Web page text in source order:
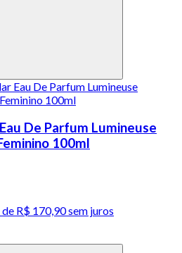
De Parfum Lumineuse
100ml
R$ 170,90 sem juros